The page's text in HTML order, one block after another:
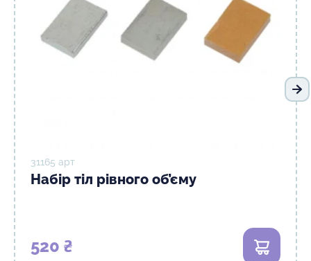
31165 арт
Набір тіл рівного об’єму
520 ₴ В кошик